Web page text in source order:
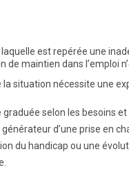
est repérée une
maintien dans l’emploi
situation nécessite une
selon les besoins
d’une prise en
du handicap ou une